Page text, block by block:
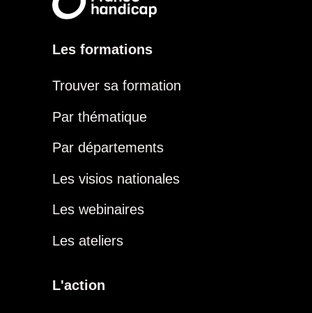
Les formations
Trouver sa formation
Par thématique
Par départements
Les visios nationales
Les webinaires
Les ateliers
L'action